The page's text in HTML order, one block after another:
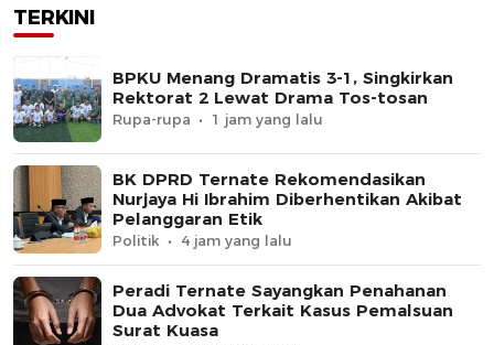
TERKINI
BPKU Menang Dramatis 3-1, Singkirkan
Rektorat 2 Lewat Drama Tos-tosan
Rupa-rupa 1 jam yang lalu
BK DPRD Ternate Rekomendasikan
Nurjaya Hi Ibrahim Diberhentikan Akibat
Pelanggaran Etik
Politik 4 jam yang lalu
Peradi Ternate Sayangkan Penahanan
Dua Advokat Terkait Kasus Pemalsuan
Surat Kuasa